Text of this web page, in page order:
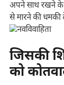
अपने साथ रखने के
से मारने की धमकी
जिसकी
को